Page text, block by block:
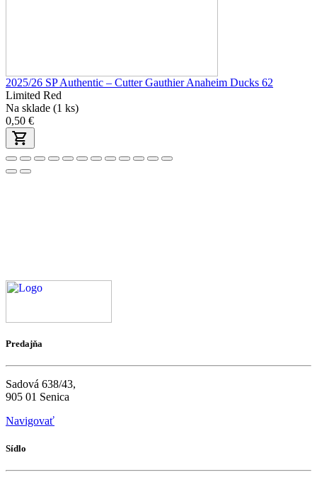
2025/26 SP Authentic – Cutter Gauthier Anaheim Ducks 62
Limited Red
Na sklade (1 ks)
0,50 €
Predajňa
Sadová 638/43,
905 01 Senica
Navigovať
Sídlo